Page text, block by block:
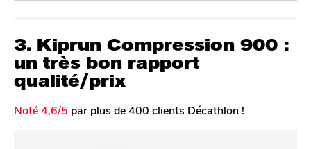
3. Kiprun Compression 900 :
un très bon rapport
qualité/prix
Noté 4,6/5 par plus de 400 clients Décathlon !